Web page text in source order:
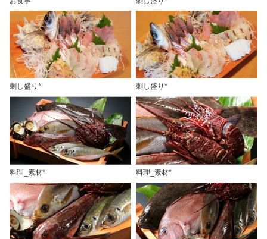
刺し盛り* 刺し盛り*
料理_素材* 料理_素材*